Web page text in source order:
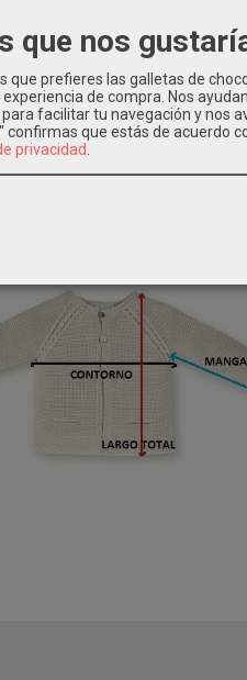
Verano Tags:
nina-mac-ilusion |
CARACTERÍSTICAS
que nos
que prefieres las galletas de
de compra. Nos
facilitar tu navegación y nos
confirmas que estás de acuerdo
privacidad